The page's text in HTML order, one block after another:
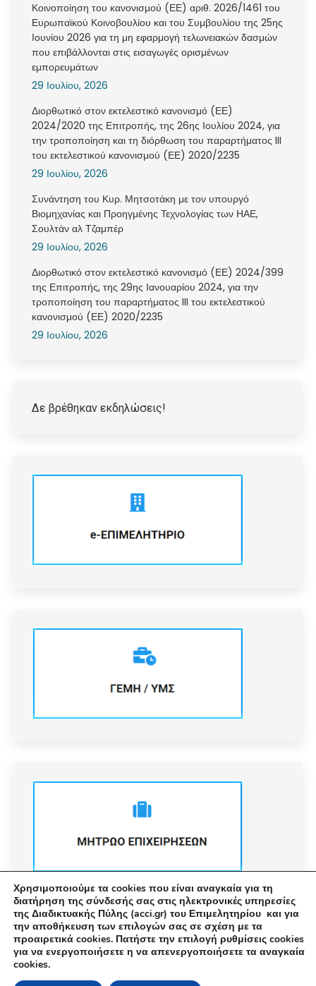
Κοινοποίηση του κανονισμού (ΕΕ) αριθ. 2026/1461 του
Ευρωπαϊκού Κοινοβουλίου και του Συμβουλίου της 25ης
Ιουνίου 2026 για τη μη εφαρμογή τελωνειακών δασμών
που επιβάλλονται στις εισαγωγές ορισμένων
εμπορευμάτων
29 Ιουλίου, 2026
Διορθωτικό στον εκτελεστικό κανονισμό (ΕΕ)
2024/2020 της Επιτροπής, της 26ης Ιουλίου 2024, για
την τροποποίηση και τη διόρθωση του παραρτήματος III
του εκτελεστικού κανονισμού (ΕΕ) 2020/2235
29 Ιουλίου, 2026
Συνάντηση του Κυρ. Μητσοτάκη με τον υπουργό
Βιομηχανίας και Προηγμένης Τεχνολογίας των ΗΑΕ,
Σουλτάν αλ Τζαμπέρ
29 Ιουλίου, 2026
Διορθωτικό στον εκτελεστικό κανονισμό (ΕΕ) 2024/399
της Επιτροπής, της 29ης Ιανουαρίου 2024, για την
τροποποίηση του παραρτήματος III του εκτελεστικού
κανονισμού (ΕΕ) 2020/2235
29 Ιουλίου, 2026
Δε βρέθηκαν εκδηλώσεις!
© Εμπορικό και Βιομηχανικό Επιμελητήριο Αθηνών 2026 |
Ακαδημίας 7, ΤΚ: 10671, Αθήνα, Τηλ: +30 210 3604815, e-mail:
Χρησιμοποιούμε τα cookies που είναι αναγκαία για τη
διατήρηση της σύνδεσής σας στις ηλεκτρονικές υπηρεσίες
της Διαδικτυακής Πύλης (acci.gr) του Επιμελητηρίου και για
την αποθήκευση των επιλογών σας σε σχέση με τα
προαιρετικά cookies. Πατήστε την επιλογή ρυθμίσεις cookies
για να ενεργοποιήσετε η να απενεργοποιήσετε τα αναγκαία
cookies.